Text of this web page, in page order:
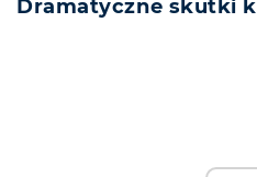
Dramatyczne skutki